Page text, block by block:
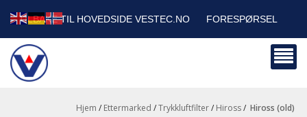
TILBAKE TIL HOVEDSIDE VESTEC.NO FORESPØRSEL
HANDLEVOGN
BEDRIFTSKUNDER
Hjem / Ettermarked /Trykkluftfilter/ Hiross/ hiross (old)